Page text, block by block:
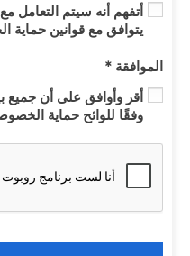
أتفهم أنه سيتم التعامل
يتوافق مع قوانين حماية
الموافقة*
أقر وأوافق على أن جميع
وفقًا للوائح حماية